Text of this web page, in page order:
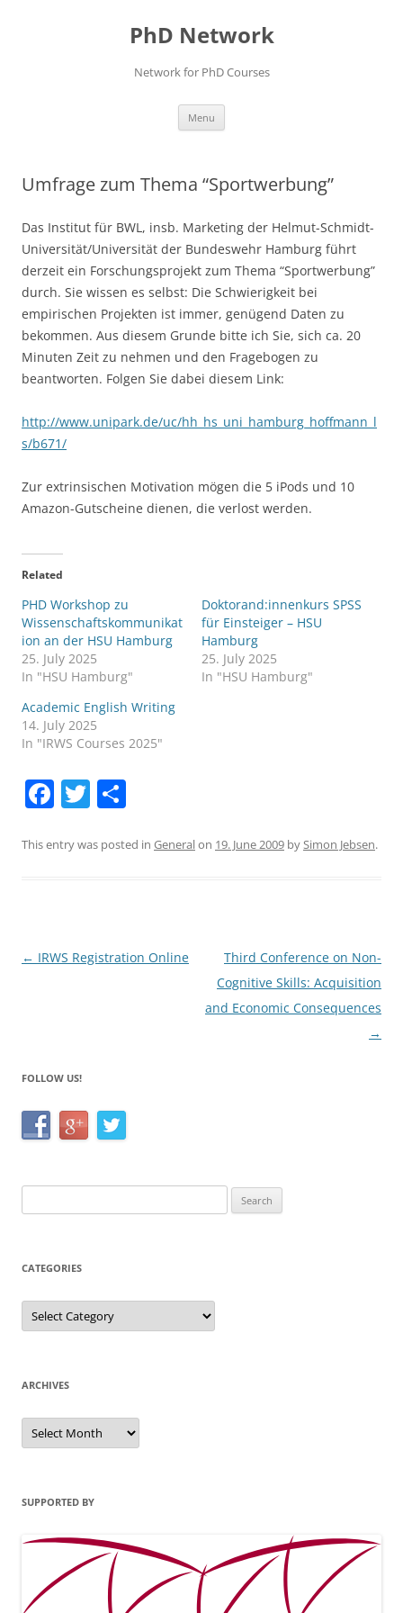
PhD Network
Network for PhD Courses
Menu
Umfrage zum Thema “Sportwerbung”
Das Institut für BWL, insb. Marketing der Helmut-Schmidt-
Universität/Universität der Bundeswehr Hamburg führt
derzeit ein Forschungsprojekt zum Thema “Sportwerbung”
durch. Sie wissen es selbst: Die Schwierigkeit bei
empirischen Projekten ist immer, genügend Daten zu
bekommen. Aus diesem Grunde bitte ich Sie, sich ca. 20
Minuten Zeit zu nehmen und den Fragebogen zu
beantworten. Folgen Sie dabei diesem Link:
http://www.unipark.de/uc/hh_hs_uni_hamburg_hoffmann_l
s/b671/
Zur extrinsischen Motivation mögen die 5 iPods und 10
Amazon-Gutscheine dienen, die verlost werden.
Related
PHD Workshop zu
Wissenschaftskommunikat
ion an der HSU Hamburg
25. July 2025
In "HSU Hamburg"
Doktorand:innenkurs SPSS
für Einsteiger – HSU
Hamburg
25. July 2025
In "HSU Hamburg"
Academic English Writing
14. July 2025
In "IRWS Courses 2025"
F
c
o
T
itt ar
This entry was posted in Generalon 19. June 2009 bySimon Jebsen.
Post
← IRWS Registration Online
Third Conference on Non-
Cognitive Skills: Acquisition
and Economic Consequences
→
FOLLOW US!
for:
CATEGORIES
Categories
ARCHIVES
Archives
SUPPORTED BY